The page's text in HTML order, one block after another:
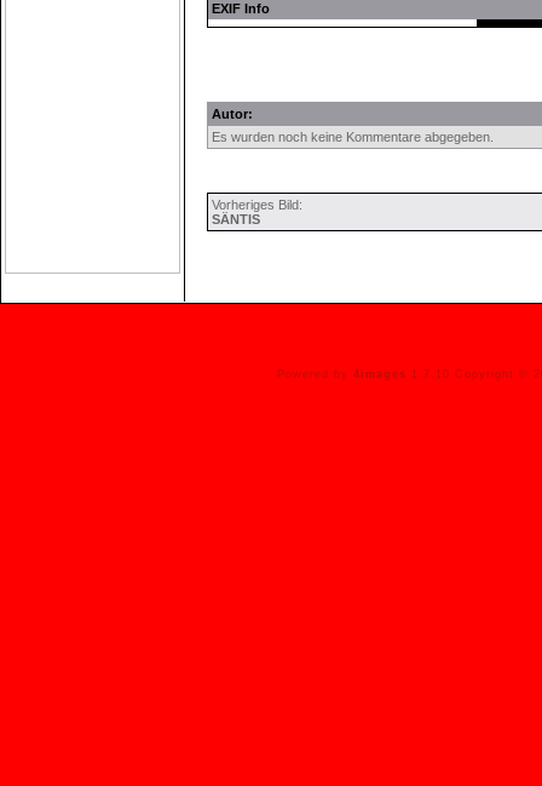
EXIF Info
Autor:
Es wurden noch keine Kommentare abgegeben.
Vorheriges Bild:
SÄNTIS
Powered by 4images 1.7.10 Copyright ©